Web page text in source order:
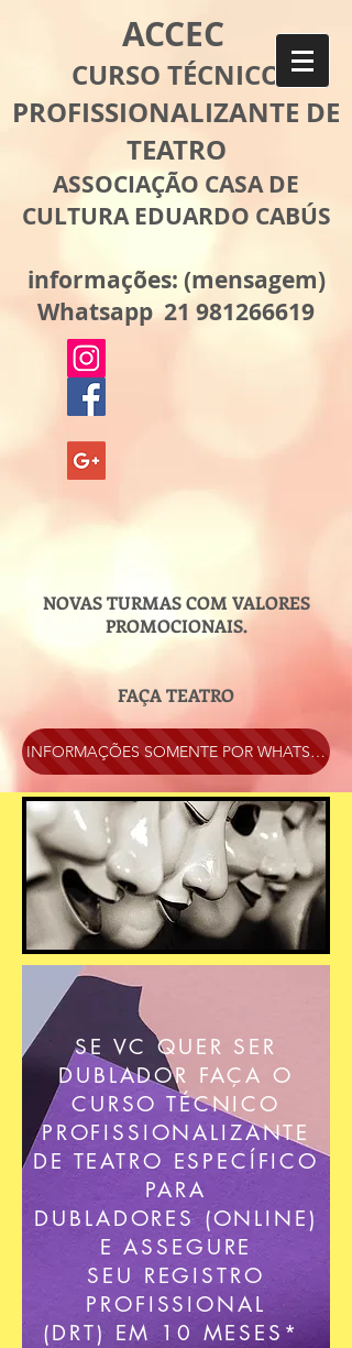
ACCEC
CURSO TÉCNICO
PROFISSIONALIZANTE DE
TEATRO
ASSOCIAÇÃO CASA DE
CULTURA EDUARDO CABÚS
informações: (mensagem)
Whatsapp 21 981266619
NOVAS TURMAS COM VALORES
PROMOCIONAIS.
FAÇA TEATRO
INFORMAÇÕES SOMENTE POR WHATSAPP
SE VC QUER SER
DUBLADOR FAÇA O
CURSO TÉCNICO
PROFISSIONALIZANTE
DE TEATRO ESPECÍFICO
PARA
DUBLADORES (ONLINE)
E ASSEGURE
SEU REGISTRO
PROFISSIONAL
(DRT) EM 10 MESES*